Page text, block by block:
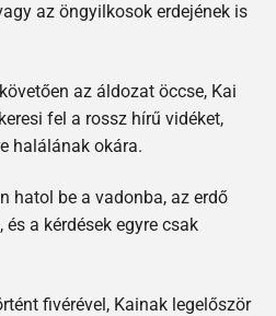
az öngyilkosok erdejének is
az áldozat öccse, Kai
fel a rossz hírű vidéket,
halálának okára.
hatol be a vadonba, az erdő
a kérdések egyre csak
fivérével, Kainak legelőször